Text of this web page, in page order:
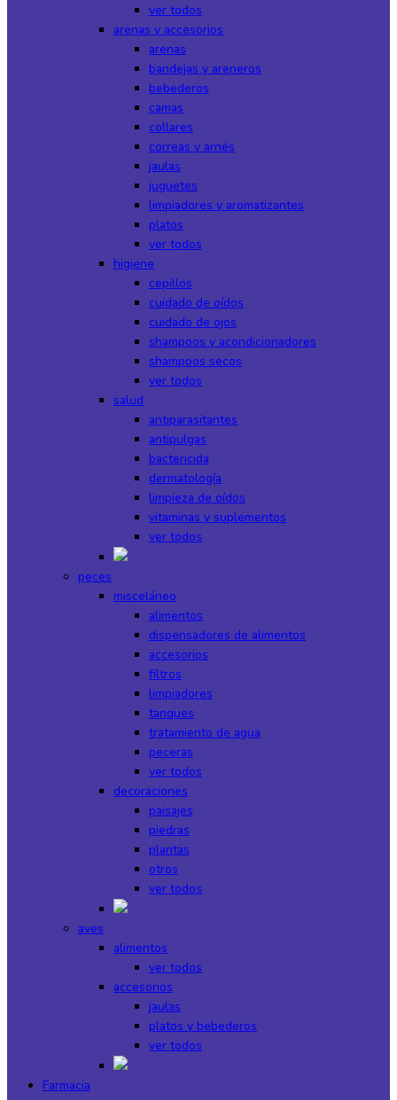
ver todos
arenas y accesorios
arenas
bandejas y areneros
bebederos
camas
collares
correas y arnés
jaulas
juguetes
limpiadores y aromatizantes
platos
ver todos
higiene
cepillos
cuidado de oídos
cuidado de ojos
shampoos y acondicionadores
shampoos secos
ver todos
salud
antiparasitantes
antipulgas
bactericida
dermatología
limpieza de oídos
vitaminas y suplementos
ver todos
peces
misceláneo
alimentos
dispensadores de alimentos
accesorios
filtros
limpiadores
tanques
tratamiento de agua
peceras
ver todos
decoraciones
paisajes
piedras
plantas
otros
ver todos
aves
alimentos
ver todos
accesorios
jaulas
platos y bebederos
ver todos
Farmacia